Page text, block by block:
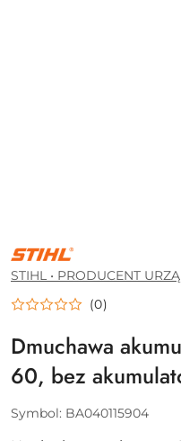
STIHL
•
PRODUCENT
URZĄDZEŃ
DO
PIELĘGNACJI
STIHL • PRODUCENT
(0)
Dmuchawa
60, bez
Symbol: BA040115904